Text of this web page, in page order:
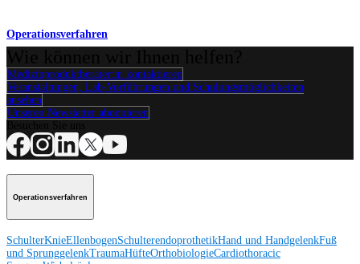
Operationsverfahren
Medizinproduktberater:in kontaktieren
Veranstaltungen, Lab-Vorführungen und Schulungsmöglichkeiten
ansehen
Unseren Newsletter abonnieren
Operationsverfahren
SchulterKnieEllenbogenSchulterendoprothetikHand und HandgelenkFuß
und SprunggelenkTraumaHüfteOrthobiologieCardiothoracic